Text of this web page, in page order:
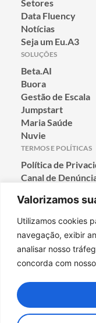
experiência,
como você
personalizar
Valorizamos
Utilizamos cookies
navegação, exibir
analisar nosso
concorda com
Setores
Data Fluency
Notícias
Seja um Eu.A3
SOLUÇÕES
Beta.AI
Buora
Gestão de Escala
Jumpstart
Maria Saúde
Nuvie
TERMOS E POLÍTICAS
Política de
Canal de
Política de
CONTATO
Rua Jaceguaí,
Prado, Belo
CEP: 30411-040